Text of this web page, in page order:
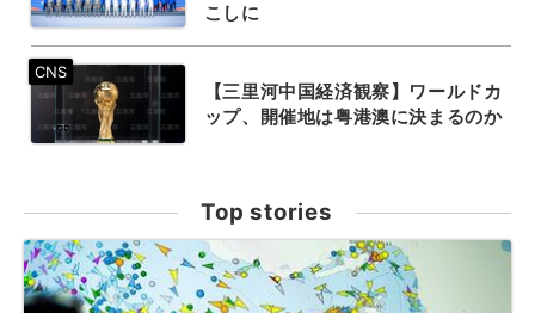
こしに
【三里河中国経済観察】ワールドカ
ップ、開催地は粤港澳に決まるのか
Top stories